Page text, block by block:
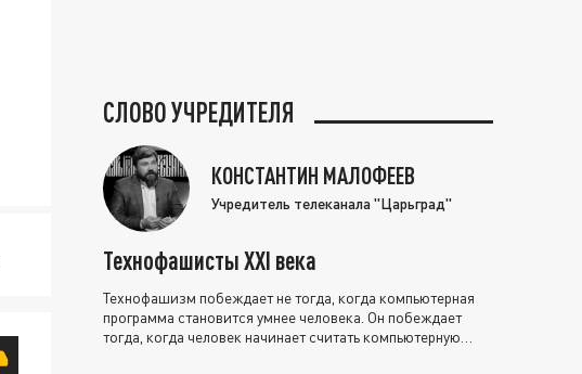
СЛОВО УЧРЕДИТЕЛЯ
КОНСТАНТИН МАЛОФЕЕВ
Учредитель телеканала "Царьград"
Технофашисты XXI века
Технофашизм побеждает не тогда, когда компьютерная
программа становится умнее человека. Он побеждает
тогда, когда человек начинает считать компьютерную